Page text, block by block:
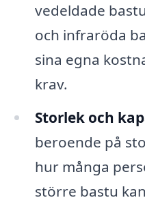
vedeldade
och infraröda
sina egna
krav.
Storlek och
beroende på
hur många
större bastu